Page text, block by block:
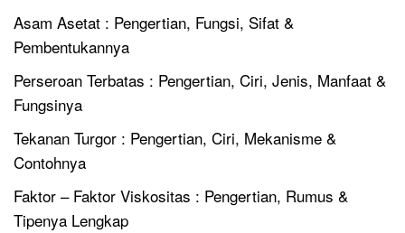
Asam Asetat : Pengertian, Fungsi, Sifat &
Pembentukannya
Perseroan Terbatas : Pengertian, Ciri, Jenis, Manfaat &
Fungsinya
Tekanan Turgor : Pengertian, Ciri, Mekanisme &
Contohnya
Faktor – Faktor Viskositas : Pengertian, Rumus &
Tipenya Lengkap